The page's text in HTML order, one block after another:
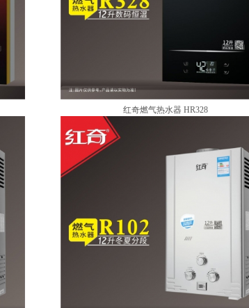
红奇燃气热水器 HR328